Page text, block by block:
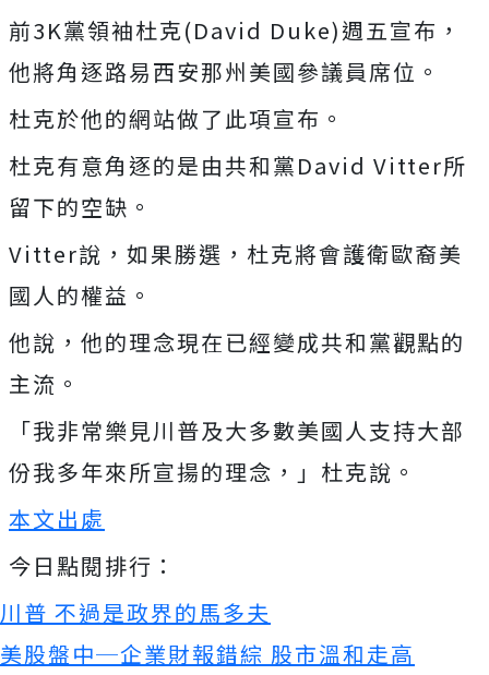
前3K黨領袖杜克(David Duke)週五宣布，
他將角逐路易西安那州美國參議員席位。
杜克於他的網站做了此項宣布。
杜克有意角逐的是由共和黨David Vitter所
留下的空缺。
Vitter說，如果勝選，杜克將會護衛歐裔美
國人的權益。
他說，他的理念現在已經變成共和黨觀點的
主流。
「我非常樂見川普及大多數美國人支持大部
份我多年來所宣揚的理念，」杜克說。
本文出處
今日點閱排行：
川普 不過是政界的馬多夫
美股盤中─企業財報錯綜 股市溫和走高